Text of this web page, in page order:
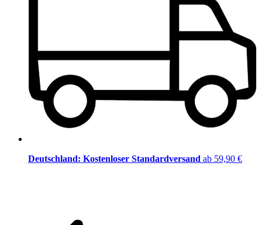
Deutschland: Kostenloser Standardversand ab 59,90 €